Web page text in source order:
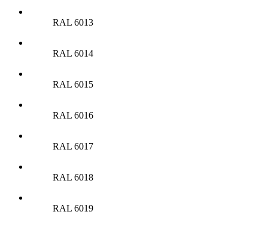
RAL 6013
RAL 6014
RAL 6015
RAL 6016
RAL 6017
RAL 6018
RAL 6019